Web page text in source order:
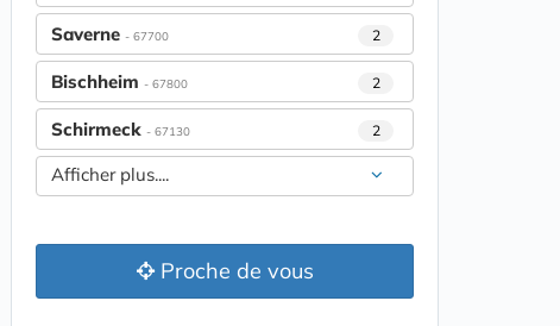
Saverne - 67700 2
Bischheim - 67800 2
Schirmeck - 67130 2
Afficher plus....
Proche de vous